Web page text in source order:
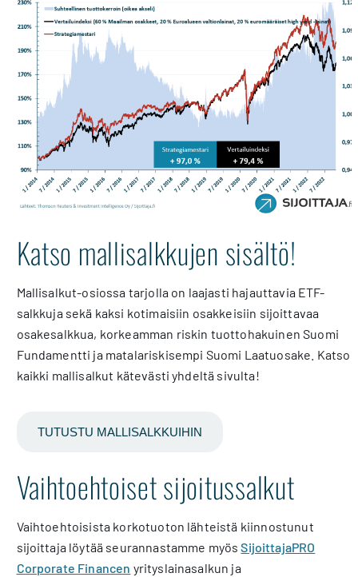
Katso mallisalkkujen sisältö!
Mallisalkut-osiossa tarjolla on laajasti hajauttavia ETF-
salkkuja sekä kaksi kotimaisiin osakkeisiin sijoittavaa
osakesalkkua, korkeamman riskin tuottohakuinen Suomi
Fundamentti ja matalariskisempi Suomi Laatuosake. Katso
kaikki mallisalkut kätevästi yhdeltä sivulta!
TUTUSTU MALLISALKKUIHIN
Vaihtoehtoiset sijoitussalkut
Vaihtoehtoisista korkotuoton lähteistä kiinnostunut
sijoittaja löytää seurannastamme myösSijoittajaPRO
Corporate Financen yrityslainasalkun ja